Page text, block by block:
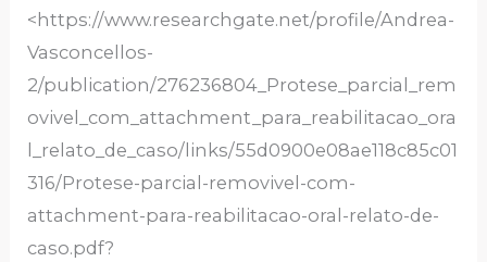
<https://www.researchgate.net/profile/Andrea-
Vasconcellos-
2/publication/276236804_Protese_parcial_rem
ovivel_com_attachment_para_reabilitacao_ora
l_relato_de_caso/links/55d0900e08ae118c85c01
316/Protese-parcial-removivel-com-
attachment-para-reabilitacao-oral-relato-de-
caso.pdf?